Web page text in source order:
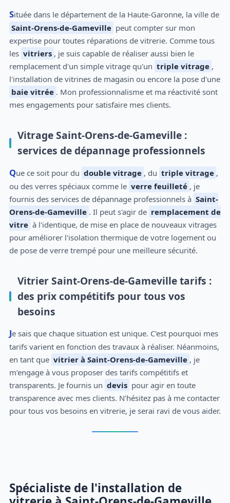
Située dans le département de la Haute-Garonne, la ville de
Saint-Orens-de-Gameville peut compter sur mon
expertise pour toutes réparations de vitrerie. Comme tous
les vitriers , je suis capable de réaliser aussi bien le
remplacement d'un simple vitrage qu'un triple vitrage ,
l'installation de vitrines de magasin ou encore la pose d'une
baie vitrée . Mon professionnalisme et ma réactivité sont
mes engagements pour satisfaire mes clients.
Vitrage Saint-Orens-de-Gameville :
services de dépannage professionnels
Que ce soit pour du double vitrage , du triple vitrage ,
ou des verres spéciaux comme le verre feuilleté , je
fournis des services de dépannage professionnels à Saint-
Orens-de-Gameville . Il peut s'agir de remplacement de
vitre à l'identique, de mise en place de nouveaux vitrages
pour améliorer l'isolation thermique de votre logement ou
de pose de verre trempé pour une meilleure sécurité.
Vitrier Saint-Orens-de-Gameville tarifs :
des prix compétitifs pour tous vos
besoins
Je sais que chaque situation est unique. C'est pourquoi mes
tarifs varient en fonction des travaux à réaliser. Néanmoins,
en tant que vitrier à Saint-Orens-de-Gameville , je
m’engage à vous proposer des tarifs compétitifs et
transparents. Je fournis un devis pour agir en toute
transparence avec mes clients. N'hésitez pas à me contacter
pour tous vos besoins en vitrerie, je serai ravi de vous aider.
Spécialiste de l'installation de